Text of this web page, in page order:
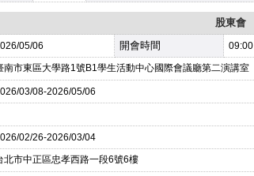
股東會
/05/06 開會時間 09:00
南市東區大學路1號B1學生活動中心國際會議廳第二演講室
/03/08-2026/05/06
/02/26-2026/03/04
北市中正區忠孝西路一段6號6樓